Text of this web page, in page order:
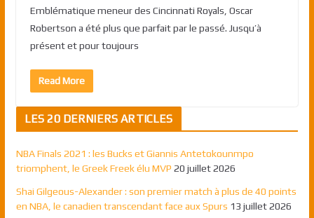
Emblématique meneur des Cincinnati Royals, Oscar
Robertson a été plus que parfait par le passé. Jusqu’à
présent et pour toujours
Read More
LES 20 DERNIERS ARTICLES
NBA Finals 2021 : les Bucks et Giannis Antetokounmpo
triomphent, le Greek Freek élu MVP 20 juillet 2026
Shai Gilgeous-Alexander : son premier match à plus de 40 points
en NBA, le canadien transcendant face aux Spurs 13 juillet 2026